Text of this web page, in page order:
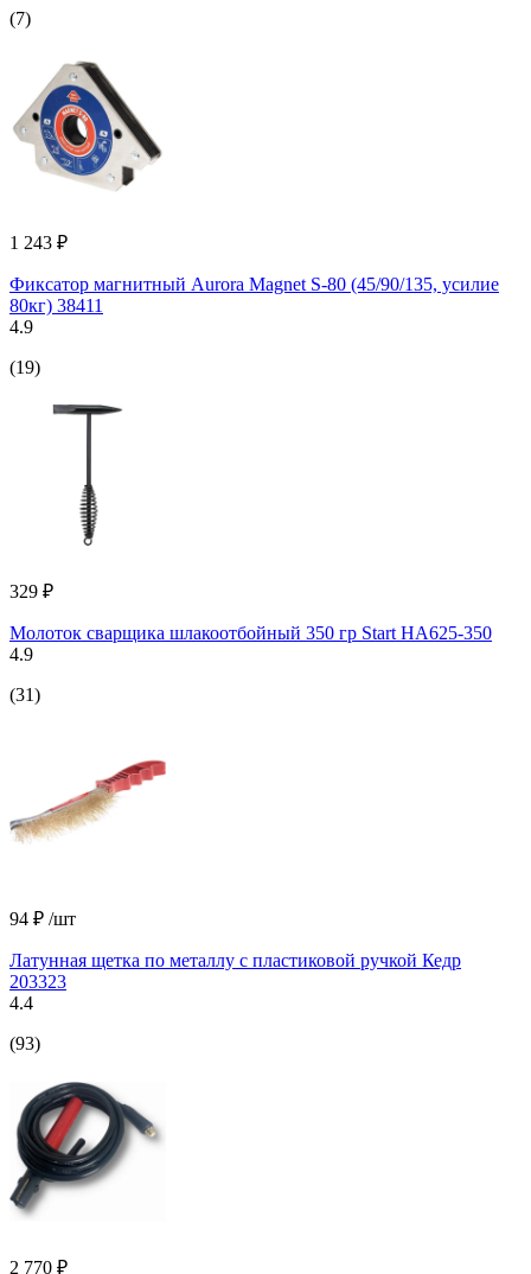
(7)
1 243 ₽
Фиксатор магнитный Aurora Magnet S-80 (45/90/135, усилие
80кг) 38411
4.9
(19)
329 ₽
Молоток сварщика шлакоотбойный 350 гр Start HA625-350
4.9
(31)
94 ₽ /шт
Латунная щетка по металлу с пластиковой ручкой Кедр
203323
4.4
(93)
2 770 ₽